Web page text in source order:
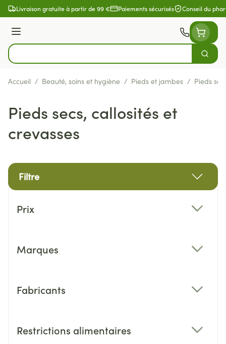
Aller au contenu
Livraison gratuite à partir de 99 € Paiements sécurisés Conseil du
Menu
Rechercher
Accueil / Beauté, soins et hygiène / Pieds et jambes / Pieds
Pieds secs, callosités et
crevasses
Filtre
Prix
Marques
Fabricants
Restrictions alimentaires